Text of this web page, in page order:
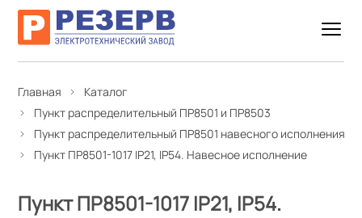
Главная
Каталог
Пункт распределительный ПР8501 и ПР8503
Пункт распределительный ПР8501 навесного исполнения
Пункт ПР8501-1017 IP21, IP54. Навесное исполнение
Пункт ПР8501-1017 IP21, IP54.